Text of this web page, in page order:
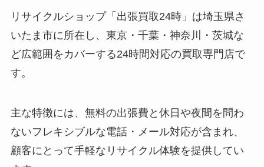
リサイクルショップ「出張買取24時」は埼玉県さ
いたま市に所在し、東京・千葉・神奈川・茨城な
ど広範囲をカバーする24時間対応の買取専門店で
す。
主な特徴には、無料の出張費と休日や夜間を問わ
ないフレキシブルな電話・メール対応が含まれ、
顧客にとって手軽なリサイクル体験を提供してい